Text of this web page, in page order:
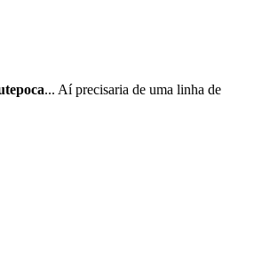
... Aí precisaria de uma linha de